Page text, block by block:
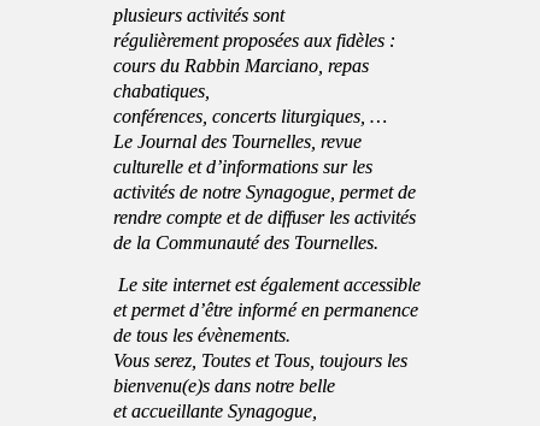
plusieurs activités sont
régulièrement proposées aux fidèles :
cours du Rabbin Marciano, repas
chabatiques,
conférences, concerts liturgiques, …
Le Journal des Tournelles, revue
culturelle et d’informations sur les
activités de notre Synagogue, permet de
rendre compte et de diffuser les activités
de la Communauté des Tournelles.
Le site internet est également accessible
et permet d’être informé en permanence
de tous les évènements.
Vous serez, Toutes et Tous, toujours les
bienvenu(e)s dans notre belle
et accueillante Synagogue,